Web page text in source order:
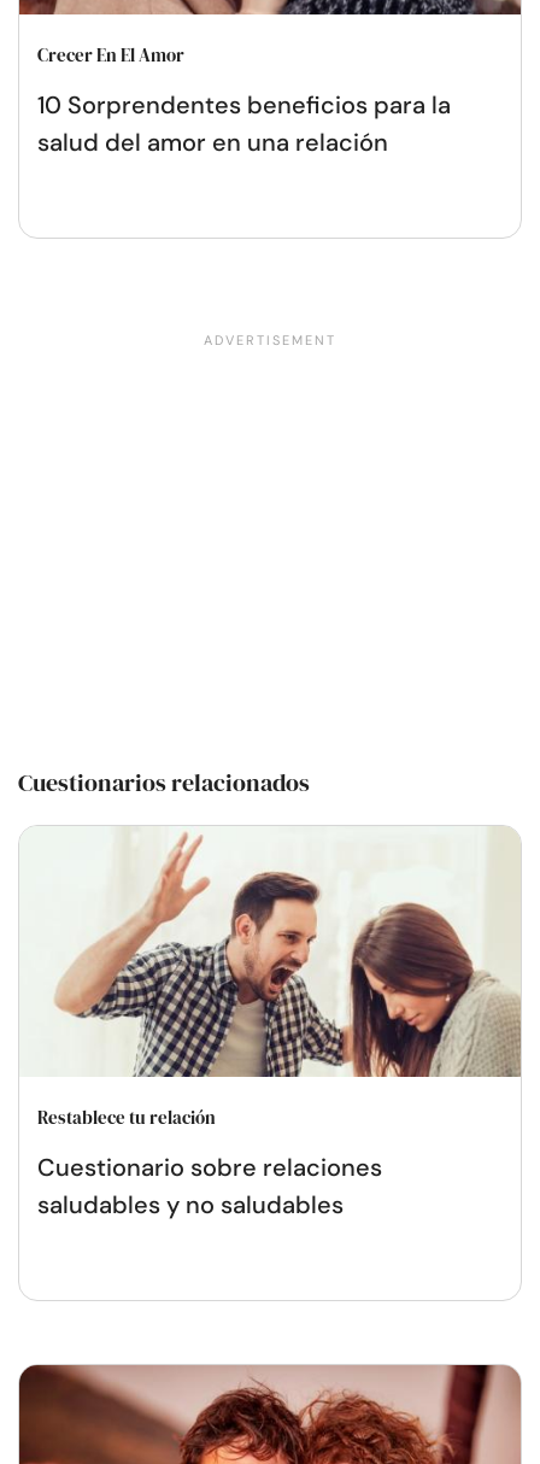
Crecer En El Amor
10 Sorprendentes beneficios para la
salud del amor en una relación
Cuestionarios relacionados
Restablece tu relación
Cuestionario sobre relaciones
saludables y no saludables